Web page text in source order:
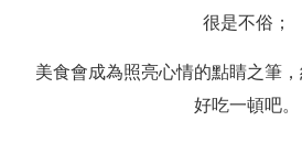
很是不俗；
美食會成為照亮心情的點睛之筆
好吃一頓吧。